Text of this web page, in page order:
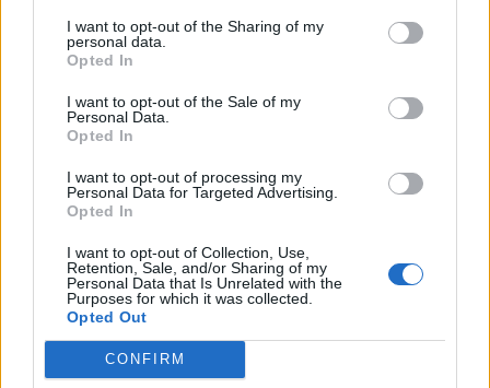
I want to opt-out of the Sharing of my
personal data.
Opted In
I want to opt-out of the Sale of my
Personal Data.
Opted In
I want to opt-out of processing my
Personal Data for Targeted Advertising.
Opted In
I want to opt-out of Collection, Use,
Retention, Sale, and/or Sharing of my
Personal Data that Is Unrelated with the
Purposes for which it was collected.
Opted Out
CONFIRM
RIASSUNTI LIBRI AUTORI STRANIERI
CON LA I
Riassunto Ivanhoe di Walter Scott
Riassunto Into the Wilddi Jon Krakauer
Io Robot (Asimov): riassunto e scheda
libro